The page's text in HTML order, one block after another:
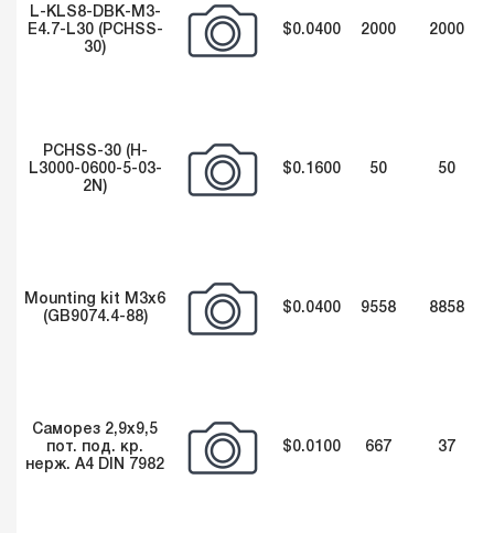
L-KLS8-DBK-M3-
E4.7-L30 (PCHSS-
30)
$0.0400 2000 2000
PCHSS-30 (H-
L3000-0600-5-03-
2N)
$0.1600 50 50
Mounting kit M3x6
(GB9074.4-88)
$0.0400 9558 8858
Саморез 2,9х9,5
пот. под. кр.
нерж. А4 DIN 7982
$0.0100 667 37